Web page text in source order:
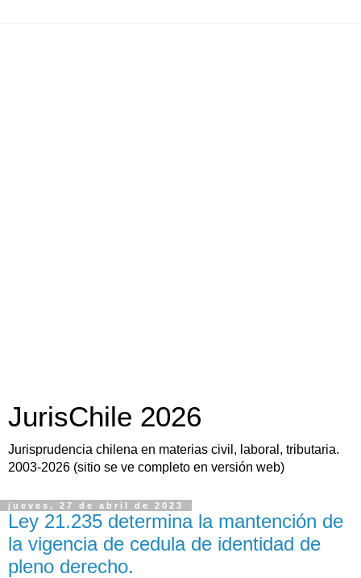
JurisChile 2026
Jurisprudencia chilena en materias civil, laboral, tributaria.
2003-2026 (sitio se ve completo en versión web)
jueves, 27 de abril de 2023
Ley 21.235 determina la mantención de
la vigencia de cedula de identidad de
pleno derecho.